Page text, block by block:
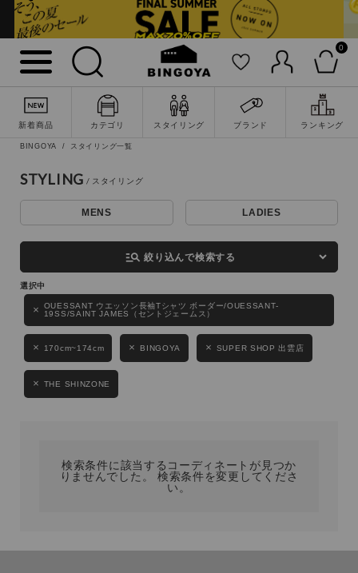
0
新着商品 カテゴリ スタイリング ブランド ランキング
詳細検索
キーワード
性別
BINGOYA スタイリング一覧
STYLING
MENS LADIES
manage_search 絞り込んで検索する
OUESSANT ウエッソン長袖Tシャツ ボーダー/OUESSANT-
19SS/SAINT JAMES（セントジェームス）
170cm~174cm BINGOYA SUPER SHOP 出雲店
THE SHINZONE
検索条件に該当するコーディネートが見つか
りませんでした。 検索条件を変更してくださ
い。